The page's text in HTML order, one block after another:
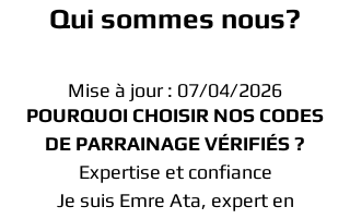
Qui sommes nous?
Mise à jour : 07/04/2026
POURQUOI CHOISIR NOS CODES
DE PARRAINAGE VÉRIFIÉS ?
Expertise et confiance
Je suis Emre Ata, expert en